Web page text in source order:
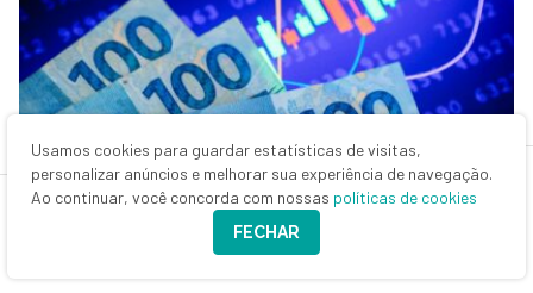
2 de agosto de 2026 - 13:35
VEJA QUATRO AÇÕES PARA COMPRAR AGORA
O problema crônico da bolsa brasileira: por que
Usamos cookies para guardar estatísticas de visitas,
personalizar anúncios e melhorar sua experiência de navegação.
Ao continuar, você concorda com nossas políticas de cookies
FECHAR